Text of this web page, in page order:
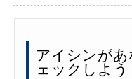
アイシンが
ェックしよう